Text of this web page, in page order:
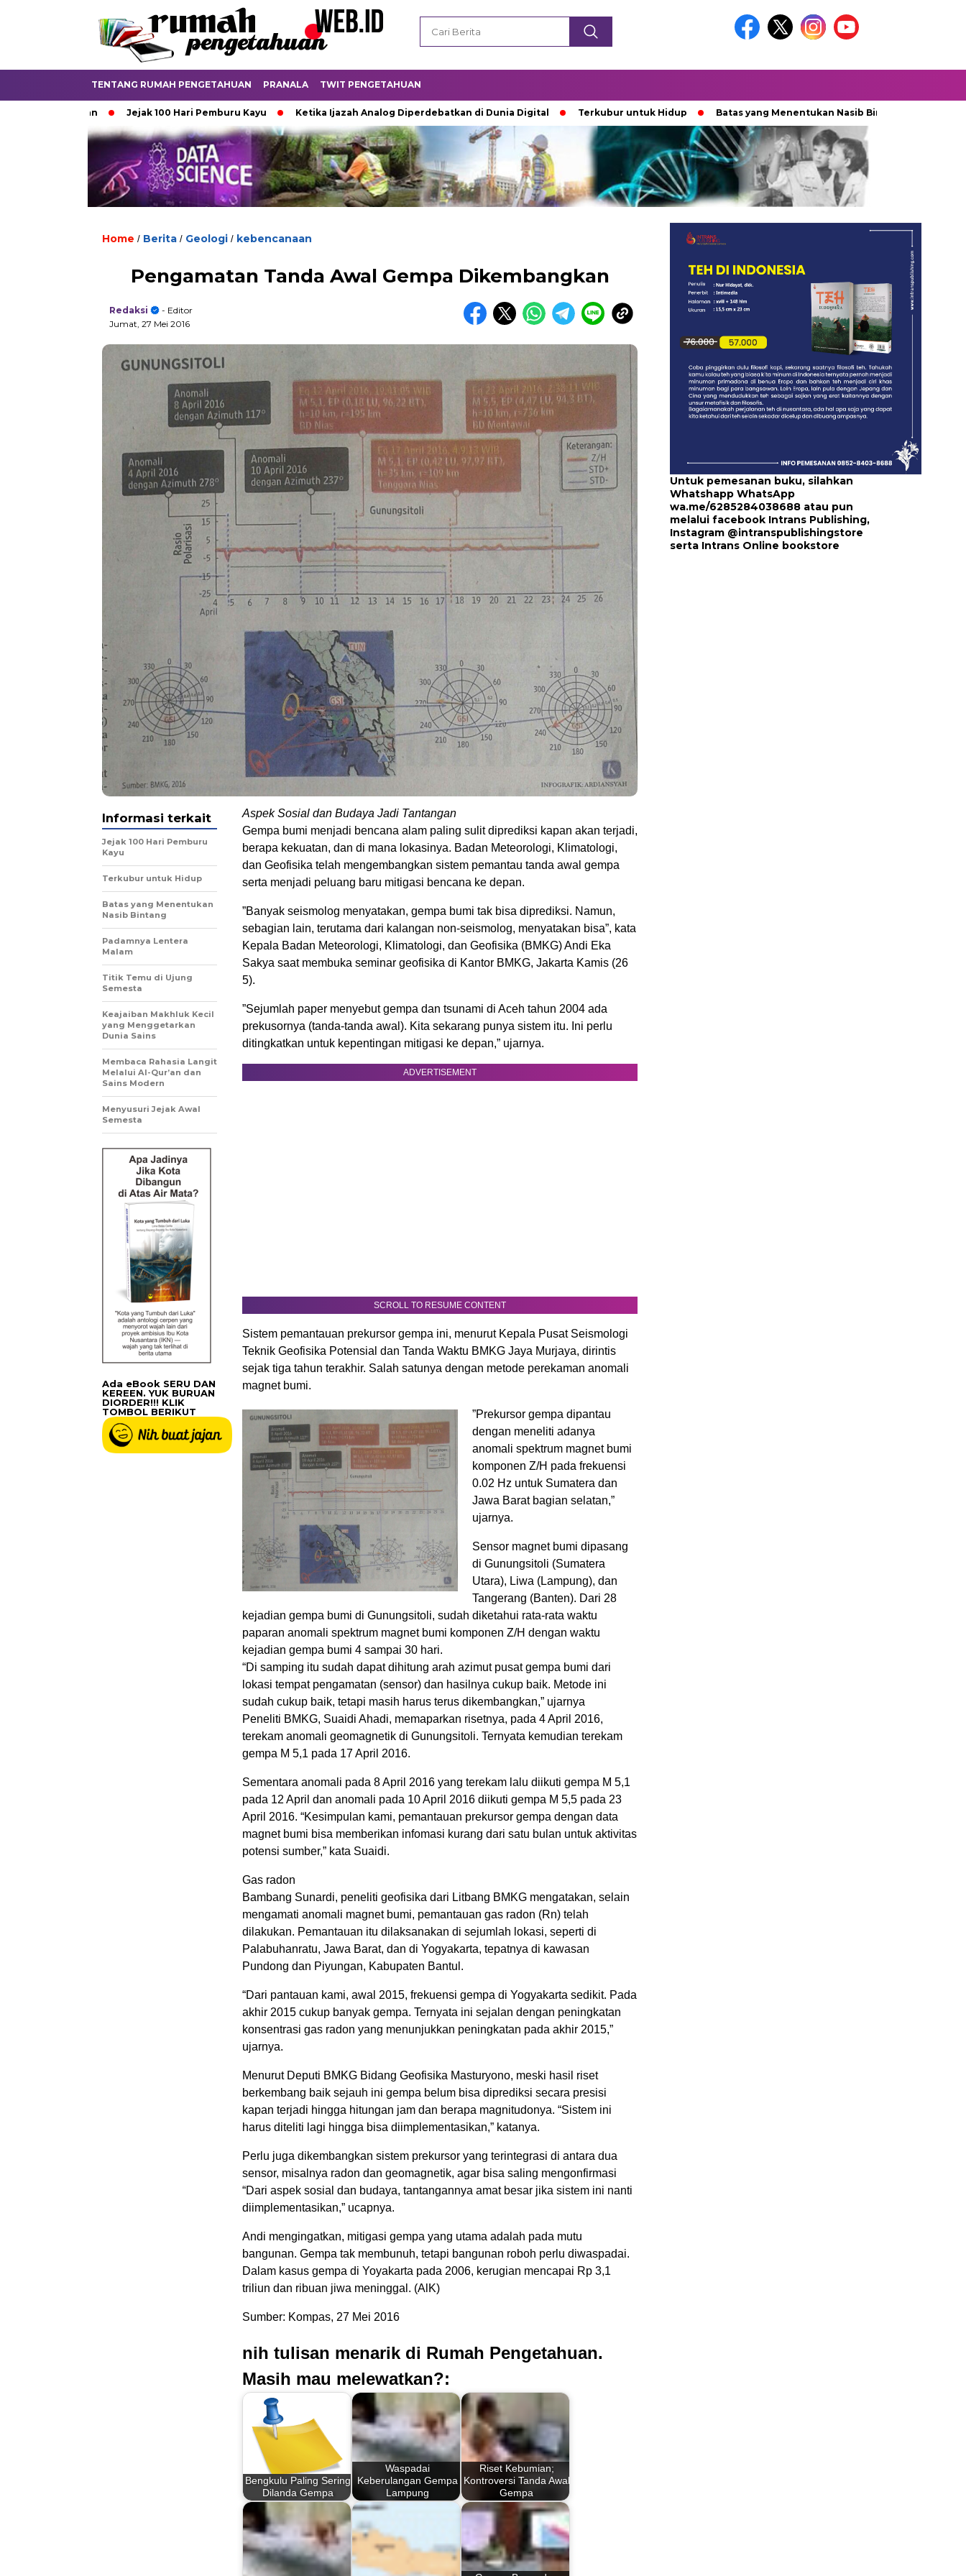
TENTANG RUMAH PENGETAHUAN PRANALA TWIT PENGETAHUAN
Jejak 100 Hari Pemburu Kayu Ketika Ijazah Analog Diperdebatkan di Dunia Digital Terkubur untuk Hidup Batas yang Menentukan Nasib Bintang
Home / Berita / Geologi / kebencanaan
Pengamatan Tanda Awal Gempa Dikembangkan
Redaksi
- Editor
Jumat, 27 Mei 2016
Aspek Sosial dan Budaya Jadi Tantangan
Gempa bumi menjadi bencana alam paling sulit diprediksi kapan akan terjadi,
berapa kekuatan, dan di mana lokasinya. Badan Meteorologi, Klimatologi,
dan Geofisika telah mengembangkan sistem pemantau tanda awal gempa
serta menjadi peluang baru mitigasi bencana ke depan.
”Banyak seismolog menyatakan, gempa bumi tak bisa diprediksi. Namun,
sebagian lain, terutama dari kalangan non-seismolog, menyatakan bisa”, kata
Kepala Badan Meteorologi, Klimatologi, dan Geofisika (BMKG) Andi Eka
Sakya saat membuka seminar geofisika di Kantor BMKG, Jakarta Kamis (26
5).
”Sejumlah paper menyebut gempa dan tsunami di Aceh tahun 2004 ada
prekusornya (tanda-tanda awal). Kita sekarang punya sistem itu. Ini perlu
ditingkatkan untuk kepentingan mitigasi ke depan,” ujarnya.
ADVERTISEMENT
SCROLL TO RESUME CONTENT
Sistem pemantauan prekursor gempa ini, menurut Kepala Pusat Seismologi
Teknik Geofisika Potensial dan Tanda Waktu BMKG Jaya Murjaya, dirintis
sejak tiga tahun terakhir. Salah satunya dengan metode perekaman anomali
magnet bumi.
”Prekursor gempa dipantau
dengan meneliti adanya
anomali spektrum magnet bumi
komponen Z/H pada frekuensi
0.02 Hz untuk Sumatera dan
Jawa Barat bagian selatan,”
ujarnya.
Sensor magnet bumi dipasang
di Gunungsitoli (Sumatera
Utara), Liwa (Lampung), dan
Tangerang (Banten). Dari 28
kejadian gempa bumi di Gunungsitoli, sudah diketahui rata-rata waktu
paparan anomali spektrum magnet bumi komponen Z/H dengan waktu
kejadian gempa bumi 4 sampai 30 hari.
“Di samping itu sudah dapat dihitung arah azimut pusat gempa bumi dari
lokasi tempat pengamatan (sensor) dan hasilnya cukup baik. Metode ini
sudah cukup baik, tetapi masih harus terus dikembangkan,” ujarnya
Peneliti BMKG, Suaidi Ahadi, memaparkan risetnya, pada 4 April 2016,
terekam anomali geomagnetik di Gunungsitoli. Ternyata kemudian terekam
gempa M 5,1 pada 17 April 2016.
Sementara anomali pada 8 April 2016 yang terekam lalu diikuti gempa M 5,1
pada 12 April dan anomali pada 10 April 2016 diikuti gempa M 5,5 pada 23
April 2016. “Kesimpulan kami, pemantauan prekursor gempa dengan data
magnet bumi bisa memberikan infomasi kurang dari satu bulan untuk aktivitas
potensi sumber,” kata Suaidi.
Gas radon
Bambang Sunardi, peneliti geofisika dari Litbang BMKG mengatakan, selain
mengamati anomali magnet bumi, pemantauan gas radon (Rn) telah
dilakukan. Pemantauan itu dilaksanakan di sejumlah lokasi, seperti di
Palabuhanratu, Jawa Barat, dan di Yogyakarta, tepatnya di kawasan
Pundong dan Piyungan, Kabupaten Bantul.
“Dari pantauan kami, awal 2015, frekuensi gempa di Yogyakarta sedikit. Pada
akhir 2015 cukup banyak gempa. Ternyata ini sejalan dengan peningkatan
konsentrasi gas radon yang menunjukkan peningkatan pada akhir 2015,”
ujarnya.
Menurut Deputi BMKG Bidang Geofisika Masturyono, meski hasil riset
berkembang baik sejauh ini gempa belum bisa diprediksi secara presisi
kapan terjadi hingga hitungan jam dan berapa magnitudonya. “Sistem ini
harus diteliti lagi hingga bisa diimplementasikan,” katanya.
Perlu juga dikembangkan sistem prekursor yang terintegrasi di antara dua
sensor, misalnya radon dan geomagnetik, agar bisa saling mengonfirmasi
“Dari aspek sosial dan budaya, tantangannya amat besar jika sistem ini nanti
diimplementasikan,” ucapnya.
Andi mengingatkan, mitigasi gempa yang utama adalah pada mutu
bangunan. Gempa tak membunuh, tetapi bangunan roboh perlu diwaspadai.
Dalam kasus gempa di Yoyakarta pada 2006, kerugian mencapai Rp 3,1
triliun dan ribuan jiwa meninggal. (AlK)
Sumber: Kompas, 27 Mei 2016
nih tulisan menarik di Rumah Pengetahuan.
Masih mau melewatkan?:
Bengkulu Paling Sering
Dilanda Gempa
Waspadai
Keberulangan Gempa
Lampung
Riset Kebumian;
Kontroversi Tanda Awal
Gempa
Informasi terkait
Jejak 100 Hari Pemburu
Kayu
Terkubur untuk Hidup
Batas yang Menentukan
Nasib Bintang
Padamnya Lentera
Malam
Titik Temu di Ujung
Semesta
Keajaiban Makhluk Kecil
yang Menggetarkan
Dunia Sains
Membaca Rahasia Langit
Melalui Al-Qur’an dan
Sains Modern
Menyusuri Jejak Awal
Semesta
Ada eBook SERU DAN
KEREEN. YUK BURUAN
DIORDER!!! KLIK
TOMBOL BERIKUT
Untuk pemesanan buku, silahkan
Whatshapp WhatsApp
wa.me/6285284038688 atau pun
melalui facebook Intrans Publishing,
Instagram @intranspublishingstore
serta Intrans Online bookstore